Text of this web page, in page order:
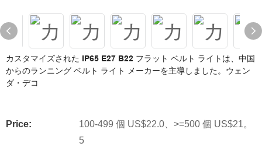
カスタマイズされた IP65 E27 B22 フラット ベルト ライトは、中国
からのランニング ベルト ライト メーカーを主導しました。ウェン
ダ・デコ
Price:
100-499 個 US$22.0、>=500 個 US$21。
5